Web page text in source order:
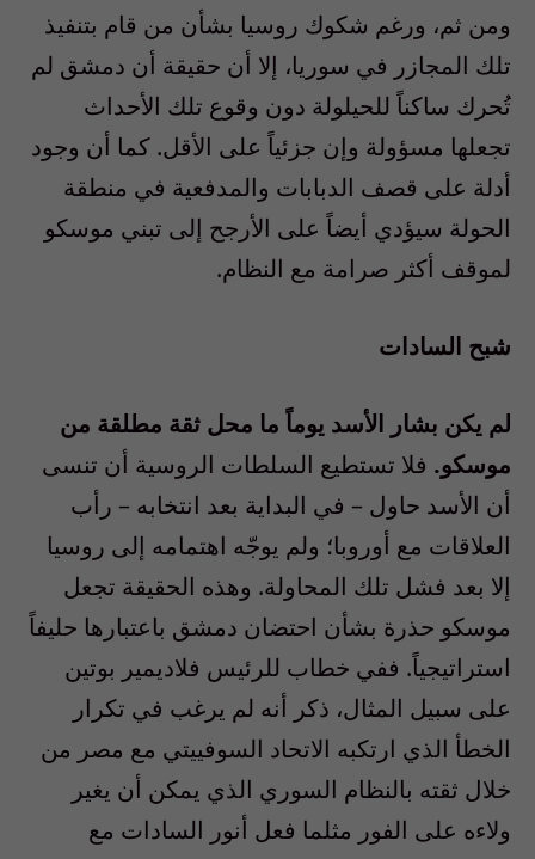
ومن ثم، ورغم شكوك روسيا بشأن من قام بتنفيذ
تلك المجازر في سوريا، إلا أن حقيقة أن دمشق لم
تُحرك ساكناً للحيلولة دون وقوع تلك الأحداث
تجعلها مسؤولة وإن جزئياً على الأقل. كما أن وجود
أدلة على قصف الدبابات والمدفعية في منطقة
الحولة سيؤدي أيضاً على الأرجح إلى تبني موسكو
لموقف أكثر صرامة مع النظام.
شبح السادات
لم يكن بشار الأسد يوماً ما محل ثقة مطلقة من
موسكو. فلا تستطيع السلطات الروسية أن تنسى
أن الأسد حاول – في البداية بعد انتخابه – رأب
العلاقات مع أوروبا؛ ولم يوجّه اهتمامه إلى روسيا
إلا بعد فشل تلك المحاولة. وهذه الحقيقة تجعل
موسكو حذرة بشأن احتضان دمشق باعتبارها حليفاً
استراتيجياً. ففي خطاب للرئيس فلاديمير بوتين
على سبيل المثال، ذكر أنه لم يرغب في تكرار
الخطأ الذي ارتكبه الاتحاد السوفييتي مع مصر من
خلال ثقته بالنظام السوري الذي يمكن أن يغير
ولاءه على الفور مثلما فعل أنور السادات مع